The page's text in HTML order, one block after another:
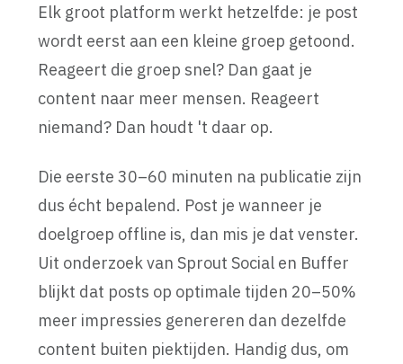
Elk groot platform werkt hetzelfde: je post
wordt eerst aan een kleine groep getoond.
Reageert die groep snel? Dan gaat je
content naar meer mensen. Reageert
niemand? Dan houdt 't daar op.
Die eerste 30–60 minuten na publicatie zijn
dus écht bepalend. Post je wanneer je
doelgroep offline is, dan mis je dat venster.
Uit onderzoek van Sprout Social en Buffer
blijkt dat posts op optimale tijden 20–50%
meer impressies genereren dan dezelfde
content buiten piektijden. Handig dus, om